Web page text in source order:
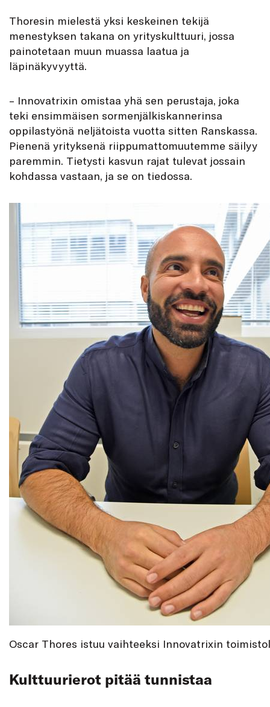
Thoresin mielestä yksi keskeinen tekijä
menestyksen takana on yrityskulttuuri, jossa
painotetaan muun muassa laatua ja
läpinäkyvyyttä.
– Innovatrixin omistaa yhä sen perustaja, joka
teki ensimmäisen sormenjälkiskannerinsa
oppilastyönä neljätoista vuotta sitten Ranskassa.
Pienenä yrityksenä riippumattomuutemme säilyy
paremmin. Tietysti kasvun rajat tulevat jossain
kohdassa vastaan, ja se on tiedossa.
Oscar Thores istuu vaihteeksi Innovatrixin
Kulttuurierot pitää tunnistaa